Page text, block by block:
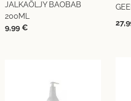
JALKAÖLJY BAOBAB
200ML
9,99 €